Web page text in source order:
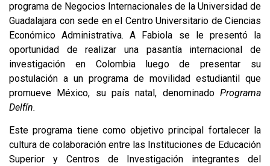
programa de Negocios Internacionales de la Universidad de
Guadalajara con sede en el Centro Universitario de Ciencias
Económico Administrativa. A Fabiola se le presentó la
oportunidad de realizar una pasantía internacional de
investigación en Colombia luego de presentar su
postulación a un programa de movilidad estudiantil que
promueve México, su país natal, denominado Programa
Delfín.
Este programa tiene como objetivo principal fortalecer la
cultura de colaboración entre las Instituciones de Educación
Superior y Centros de Investigación integrantes del